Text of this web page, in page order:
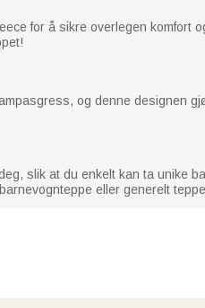
for å sikre overlegen komfort
og denne designen
slik at du enkelt kan ta unike
eller generelt